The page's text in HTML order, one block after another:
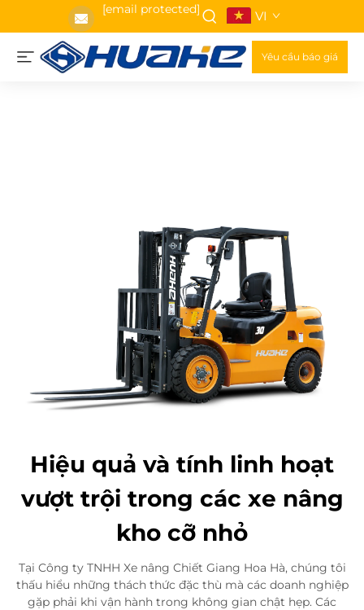
[email protected] VI
Yêu cầu báo giá
Hiệu quả và tính linh hoạt
vượt trội trong các xe nâng
kho cỡ nhỏ
Tại Công ty TNHH Xe nâng Chiết Giang Hoa Hà, chúng tôi
thấu hiểu những thách thức đặc thù mà các doanh nghiệp
gặp phải khi vận hành trong không gian chật hẹp. Các